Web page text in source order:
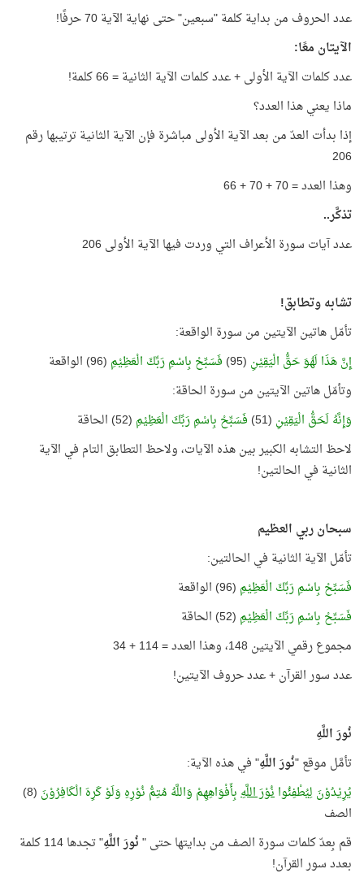
عدد الحروف من بداية كلمة "سبعين" حتى نهاية الآية 70 حرفًا!
الآيتان معًا:
عدد كلمات الآية الأولى + عدد كلمات الآية الثانية = 66 كلمة!
ماذا يعني هذا العدد؟
إذا بدأت العدّ من بعد الآية الأولى مباشرة فإن الآية الثانية ترتيبها رقم
206
وهذا العدد = 70 + 70 + 66
تذكَّر..
عدد آيات سورة الأعراف التي وردت فيها الآية الأولى 206
تشابه وتطابق!
تأمّل هاتين الآيتين من سورة الواقعة:
إِنَّ هَذَا لَهُوَ حَقُّ الْيَقِيْنِ (95) فَسَبِّحْ بِاسْمِ رَبِّكَ الْعَظِيْمِ (96) الواقعة
وتأمّل هاتين الآيتين من سورة الحاقة:
وَإِنَّهُ لَحَقُّ الْيَقِيْنِ (51) فَسَبِّحْ بِاسْمِ رَبِّكَ الْعَظِيْمِ (52) الحاقة
لاحظ التشابه الكبير بين هذه الآيات، ولاحظ التطابق التام في الآية
الثانية في الحالتين!
سبحان ربي العظيم
تأمّل الآية الثانية في الحالتين:
فَسَبِّحْ بِاسْمِ رَبِّكَ الْعَظِيْمِ (96) الواقعة
فَسَبِّحْ بِاسْمِ رَبِّكَ الْعَظِيْمِ (52) الحاقة
مجموع رقمي الآيتين 148، وهذا العدد = 114 + 34
عدد سور القرآن + عدد حروف الآيتين!
نُورَ اللَّهِ
تأمَّل موقع "نُورَ اللَّهِ" في هذه الآية:
يُرِيْدُوْنَ لِيُطْفِئُوانُوْرَ اللَّهِبِأَفْوَاهِهِمْ وَاللَّهُ مُتِمُّ نُوْرِهِ وَلَوْ كَرِهَ الْكَافِرُوْنَ
(8)
الصف
قم بِعدّ كلمات سورة الصف من بدايتها حتى "نُورَ اللَّهِ
" تجدها 114 كلمة
بعدد سور القرآن!